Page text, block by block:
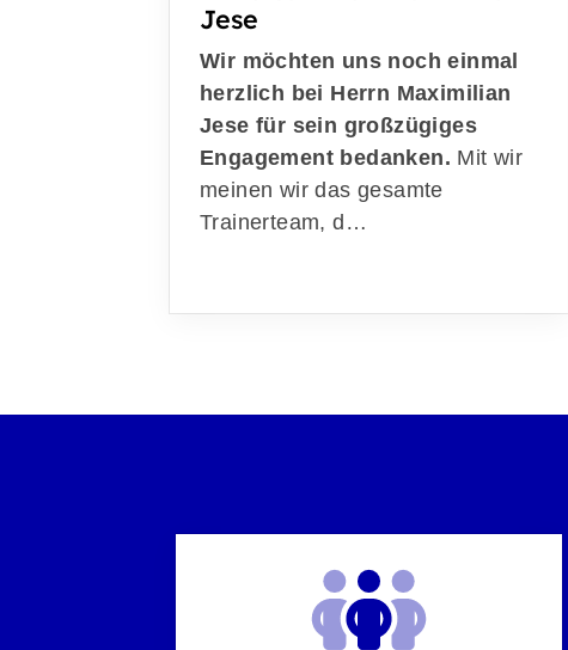
Jese
Wir möchten uns noch einmal
herzlich bei Herrn Maximilian
Jese für sein großzügiges
Engagement bedanken. Mit wir
meinen wir das gesamte
Trainerteam, d…